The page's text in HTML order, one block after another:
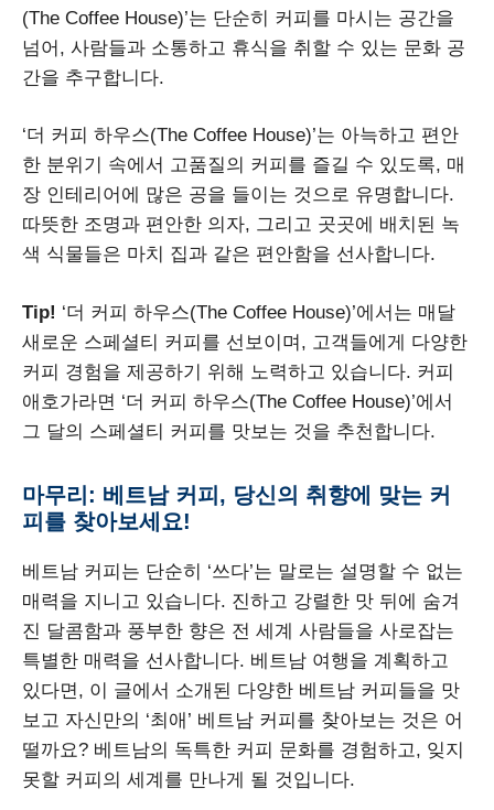
(The Coffee House)’는 단순히 커피를 마시는 공간을
넘어, 사람들과 소통하고 휴식을 취할 수 있는 문화 공
간을 추구합니다.
‘더 커피 하우스(The Coffee House)’는 아늑하고 편안
한 분위기 속에서 고품질의 커피를 즐길 수 있도록, 매
장 인테리어에 많은 공을 들이는 것으로 유명합니다.
따뜻한 조명과 편안한 의자, 그리고 곳곳에 배치된 녹
색 식물들은 마치 집과 같은 편안함을 선사합니다.
Tip! ‘더 커피 하우스(The Coffee House)’에서는 매달
새로운 스페셜티 커피를 선보이며, 고객들에게 다양한
커피 경험을 제공하기 위해 노력하고 있습니다. 커피
애호가라면 ‘더 커피 하우스(The Coffee House)’에서
그 달의 스페셜티 커피를 맛보는 것을 추천합니다.
마무리: 베트남 커피, 당신의 취향에 맞는 커
피를 찾아보세요!
베트남 커피는 단순히 ‘쓰다’는 말로는 설명할 수 없는
매력을 지니고 있습니다. 진하고 강렬한 맛 뒤에 숨겨
진 달콤함과 풍부한 향은 전 세계 사람들을 사로잡는
특별한 매력을 선사합니다. 베트남 여행을 계획하고
있다면, 이 글에서 소개된 다양한 베트남 커피들을 맛
보고 자신만의 ‘최애’ 베트남 커피를 찾아보는 것은 어
떨까요? 베트남의 독특한 커피 문화를 경험하고, 잊지
못할 커피의 세계를 만나게 될 것입니다.